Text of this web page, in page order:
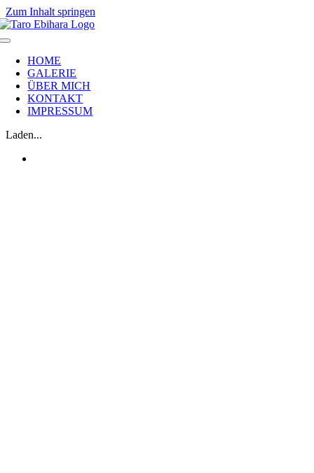
Zum Inhalt springen
HOME
GALERIE
ÜBER MICH
KONTAKT
IMPRESSUM
Laden...